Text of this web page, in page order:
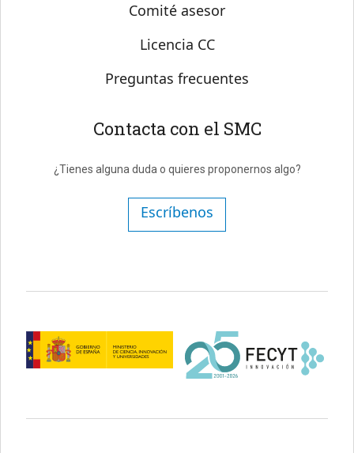
Comité asesor
Licencia CC
Preguntas frecuentes
Contacta con el SMC
¿Tienes alguna duda o quieres proponernos algo?
Escríbenos